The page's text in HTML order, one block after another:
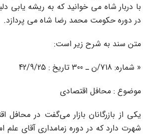
با دربار شاه می خوانید که به ریشه یابی
در دوره حکومت محمد رضا شاه می پردازد.
متن سند به شرح زیر است:
« شماره‌: 718/ن ـ 300 تاریخ : 42/9/25
موضوع : محافل اقتصادی
یکی از بازرگانان بازار می‌گفت در محافل
شهرت دارد که در دوره زمامداری آقای علم